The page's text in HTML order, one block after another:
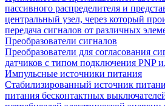
пассивного распределителя и
центральный узел, через который
передача сигналов от различных
Преобразователи сигналов
Преобразователи для согласования
датчиков с типом подключения PNP
Импульсные источники питания
Стабилизированный источник
питания бесконтактных